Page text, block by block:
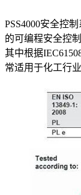
PSS4000安全控
的可编程安全控
其中根据
常适用于化工行业